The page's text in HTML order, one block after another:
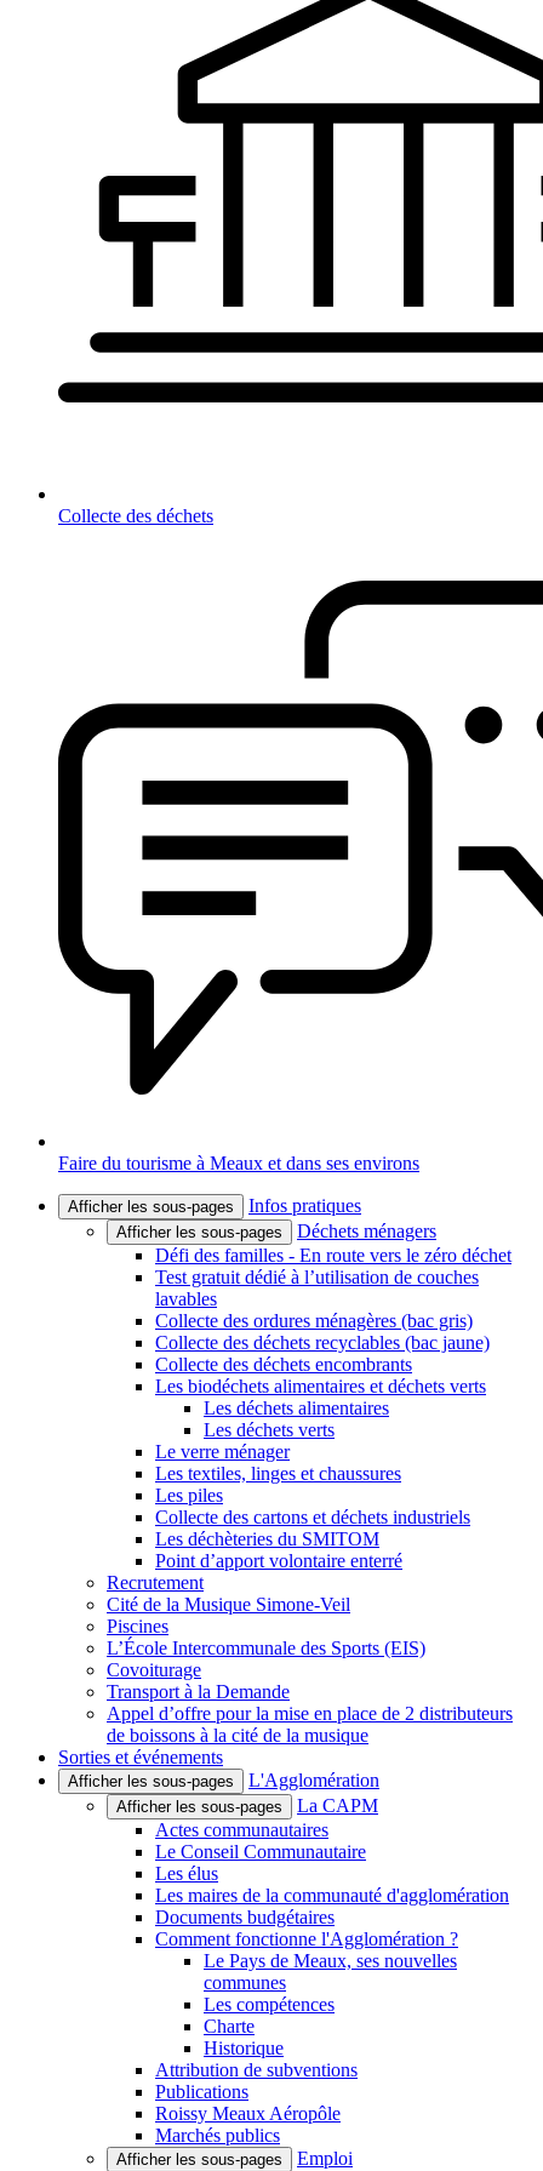
Collecte des déchets
Faire du tourisme à Meaux et dans ses environs
Afficher les sous-pages Infos pratiques
Afficher les sous-pages
Déchets ménagers
Défi des familles - En route vers le zéro déchet
Test gratuit dédié à l’utilisation de couches
lavables
Collecte des ordures ménagères (bac gris)
Collecte des déchets recyclables (bac jaune)
Collecte des déchets encombrants
Les biodéchets alimentaires et déchets verts
Les déchets alimentaires
Les déchets verts
Le verre ménager
Les textiles, linges et chaussures
Les piles
Collecte des cartons et déchets industriels
Les déchèteries du SMITOM
Point d’apport volontaire enterré
Recrutement
Cité de la Musique Simone-Veil
Piscines
L’École Intercommunale des Sports (EIS)
Covoiturage
Transport à la Demande
Appel d’offre pour la mise en place de 2 distributeurs
de boissons à la cité de la musique
Sorties et événements
Afficher les sous-pages L'Agglomération
Afficher les sous-pages
La CAPM
Actes communautaires
Le Conseil Communautaire
Les élus
Les maires de la communauté d'agglomération
Documents budgétaires
Comment fonctionne l'Agglomération ?
Le Pays de Meaux, ses nouvelles
communes
Les compétences
Charte
Historique
Attribution de subventions
Publications
Roissy Meaux Aéropôle
Marchés publics
Afficher les sous-pages
Emploi